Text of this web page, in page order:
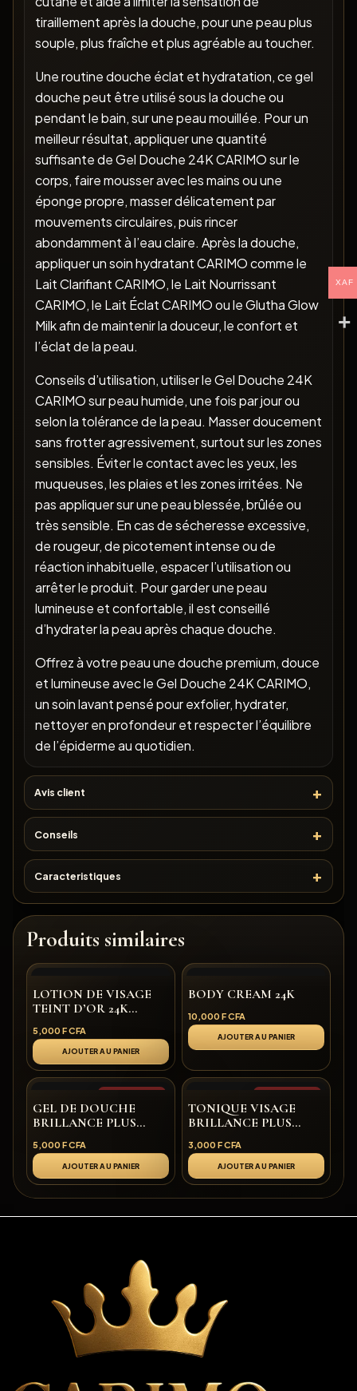
tiraillement après la douche, pour une peau plus
souple, plus fraîche et plus agréable au toucher.
Une routine douche éclat et hydratation, ce gel
douche peut être utilisé sous la douche ou
pendant le bain, sur une peau mouillée. Pour un
meilleur résultat, appliquer une quantité
suffisante de Gel Douche 24K CARIMO sur le
corps, faire mousser avec les mains ou une
éponge propre, masser délicatement par
mouvements circulaires, puis rincer
abondamment à l’eau claire. Après la douche,
appliquer un soin hydratant CARIMO comme le
Lait Clarifiant CARIMO, le Lait Nourrissant
CARIMO, le Lait Éclat CARIMO ou le Glutha Glow
Milk afin de maintenir la douceur, le confort et
l’éclat de la peau.
Conseils d’utilisation, utiliser le Gel Douche 24K
CARIMO sur peau humide, une fois par jour ou
selon la tolérance de la peau. Masser doucement
sans frotter agressivement, surtout sur les zones
sensibles. Éviter le contact avec les yeux, les
muqueuses, les plaies et les zones irritées. Ne
pas appliquer sur une peau blessée, brûlée ou
très sensible. En cas de sécheresse excessive,
de rougeur, de picotement intense ou de
réaction inhabituelle, espacer l’utilisation ou
arrêter le produit. Pour garder une peau
lumineuse et confortable, il est conseillé
d’hydrater la peau après chaque douche.
Offrez à votre peau une douche premium, douce
et lumineuse avec le Gel Douche 24K CARIMO,
un soin lavant pensé pour exfolier, hydrater,
nettoyer en profondeur et respecter l’équilibre
de l’épiderme au quotidien.
Avis client
Conseils
Caracteristiques
Produits similaires
LOTION DE VISAGE
TEINT D’OR 24K
5,000 F CFA
AJOUTER AU PANIER
BODY CREAM 24K
10,000 F CFA
AJOUTER AU PANIER
GEL DE DOUCHE
BRILLANCE PLUS
5,000 F CFA
AJOUTER AU PANIER
TONIQUE VISAGE
BRILLANCE PLUS
3,000 F CFA
AJOUTER AU PANIER
XAF